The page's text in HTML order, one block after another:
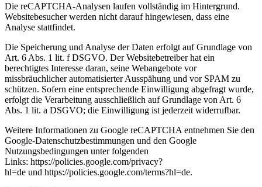
Die reCAPTCHA-Analysen laufen vollständig im Hintergrund.
Websitebesucher werden nicht darauf hingewiesen, dass eine
Analyse stattfindet.
Die Speicherung und Analyse der Daten erfolgt auf Grundlage von
Art. 6 Abs. 1 lit. f DSGVO. Der Websitebetreiber hat ein
berechtigtes Interesse daran, seine Webangebote vor
missbräuchlicher automatisierter Ausspähung und vor SPAM zu
schützen. Sofern eine entsprechende Einwilligung abgefragt wurde,
erfolgt die Verarbeitung ausschließlich auf Grundlage von Art. 6
Abs. 1 lit. a DSGVO; die Einwilligung ist jederzeit widerrufbar.
Weitere Informationen zu Google reCAPTCHA entnehmen Sie den
Google-Datenschutzbestimmungen und den Google
Nutzungsbedingungen unter folgenden
Links: https://policies.google.com/privacy?
hl=de und https://policies.google.com/terms?hl=de.